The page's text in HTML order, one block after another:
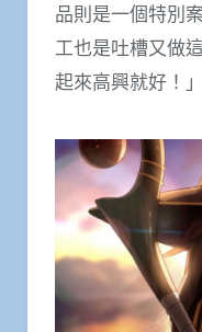
品則是一個特別
工也是吐槽又做
起來高興就好！」